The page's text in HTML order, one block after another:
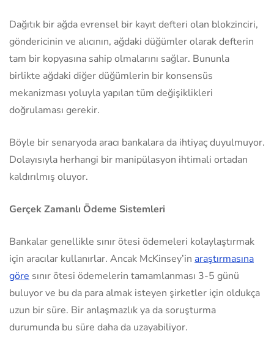
Dağıtık bir ağda evrensel bir kayıt defteri olan blokzinciri,
göndericinin ve alıcının, ağdaki düğümler olarak defterin
tam bir kopyasına sahip olmalarını sağlar. Bununla
birlikte ağdaki diğer düğümlerin bir konsensüs
mekanizması yoluyla yapılan tüm değişiklikleri
doğrulaması gerekir.
Böyle bir senaryoda aracı bankalara da ihtiyaç duyulmuyor.
Dolayısıyla herhangi bir manipülasyon ihtimali ortadan
kaldırılmış oluyor.
Gerçek Zamanlı Ödeme Sistemleri
Bankalar genellikle sınır ötesi ödemeleri kolaylaştırmak
için aracılar kullanırlar. Ancak McKinsey’in araştırmasına
göre sınır ötesi ödemelerin tamamlanması 3-5 günü
buluyor ve bu da para almak isteyen şirketler için oldukça
uzun bir süre. Bir anlaşmazlık ya da soruşturma
durumunda bu süre daha da uzayabiliyor.